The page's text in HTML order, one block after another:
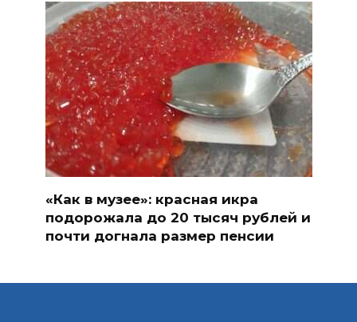
«Как в музее»: красная икра
подорожала до 20 тысяч рублей и
почти догнала размер пенсии